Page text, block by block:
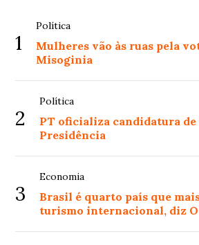
1
Política
Mulheres vão às ruas pela
Misoginia
2
Política
PT oficializa candidatura de
Presidência
3
Economia
Brasil é quarto país que
turismo internacional, diz